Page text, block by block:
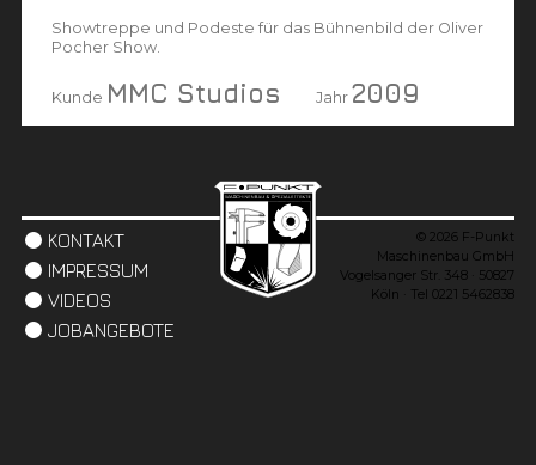
Showtreppe und Podeste für das Bühnenbild der Oliver
Pocher Show.
Kunde MMC Studios Jahr 2009
KONTAKT
IMPRESSUM
VIDEOS
JOBANGEBOTE
© 2026 F-Punkt
Maschinenbau GmbH
Vogelsanger Str. 348 · 50827
Köln · Tel 0221 5462838